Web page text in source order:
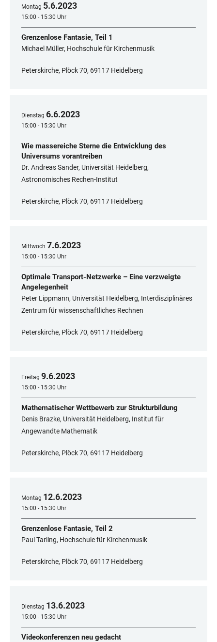
Montag 5.6.2023
15:00 - 15:30 Uhr
Grenzenlose Fantasie, Teil 1
Michael Müller, Hochschule für Kirchenmusik
Peterskirche, Plöck 70, 69117 Heidelberg
Dienstag 6.6.2023
15:00 - 15:30 Uhr
Wie massereiche Sterne die Entwicklung des
Universums vorantreiben
Dr. Andreas Sander, Universität Heidelberg,
Astronomisches Rechen-Institut
Peterskirche, Plöck 70, 69117 Heidelberg
Mittwoch 7.6.2023
15:00 - 15:30 Uhr
Optimale Transport-Netzwerke – Eine verzweigte
Angelegenheit
Peter Lippmann, Universität Heidelberg, Interdisziplinäres
Zentrum für wissenschaftliches Rechnen
Peterskirche, Plöck 70, 69117 Heidelberg
Freitag 9.6.2023
15:00 - 15:30 Uhr
Mathematischer Wettbewerb zur Strukturbildung
Denis Brazke, Universität Heidelberg, Institut für
Angewandte Mathematik
Peterskirche, Plöck 70, 69117 Heidelberg
Montag 12.6.2023
15:00 - 15:30 Uhr
Grenzenlose Fantasie, Teil 2
Paul Tarling, Hochschule für Kirchenmusik
Peterskirche, Plöck 70, 69117 Heidelberg
Dienstag 13.6.2023
15:00 - 15:30 Uhr
Videokonferenzen neu gedacht